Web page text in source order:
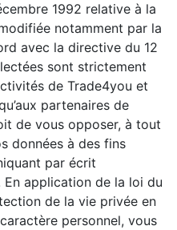
1992 relative à la
notamment par la
avec la directive du 12
sont strictement
de Trade4you et
partenaires de
de vous opposer, à tout
données à des fins
par écrit
En application de la loi du
de la vie privée en
personnel, vous